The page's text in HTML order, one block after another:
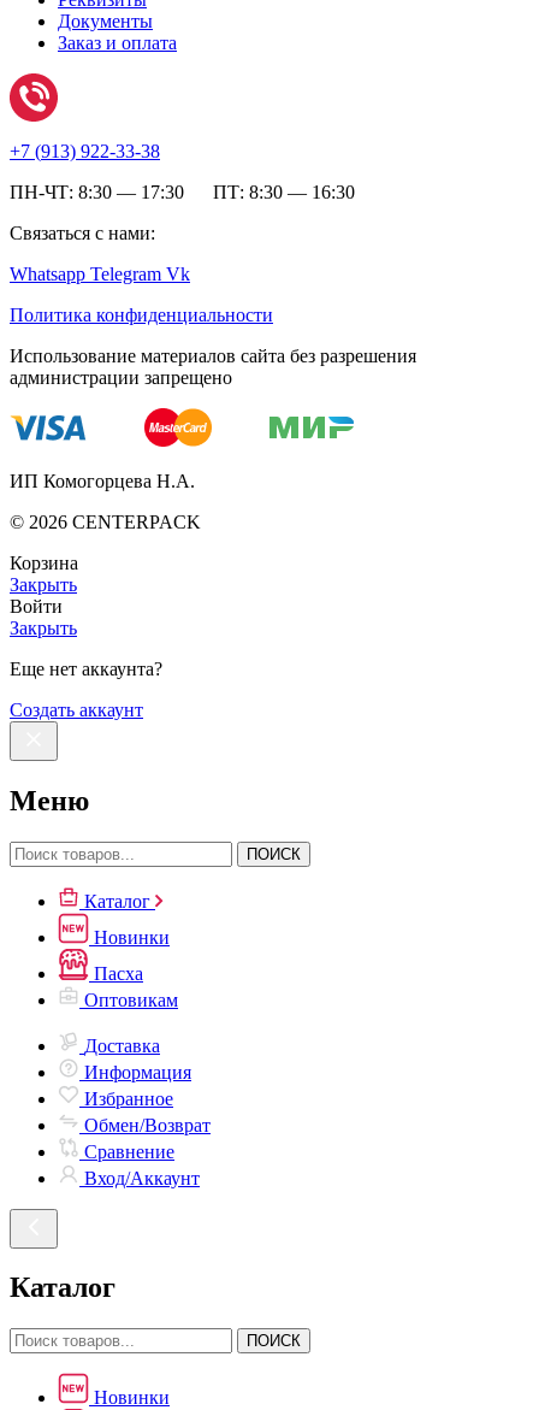
Документы
Заказ и оплата
+7 (913) 922-33-38
ПН-ЧТ: 8:30 — 17:30 ПТ: 8:30 — 16:30
Связаться с нами:
Whatsapp Telegram Vk
Политика конфиденциальности
Использование материалов сайта без разрешения
администрации запрещено
ИП Комогорцева Н.А.
© 2026 CENTERPACK
Корзина
Закрыть
Войти
Закрыть
Еще нет аккаунта?
Создать аккаунт
Меню
ПОИСК
Каталог
Новинки
Пасха
Оптовикам
Доставка
Информация
Избранное
Обмен/Возврат
Сравнение
Вход/Аккаунт
Каталог
ПОИСК
Новинки